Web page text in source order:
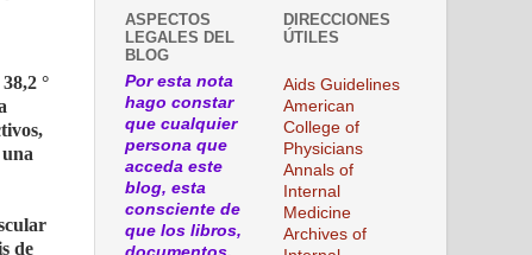
°
de
ASPECTOS
LEGALES DEL
BLOG
Por esta nota
hago constar
que cualquier
persona que
acceda este
blog, esta
consciente de
que los libros,
DIRECCIONES
ÚTILES
Aids Guidelines
American
College of
Physicians
Annals of
Internal
Medicine
Archives of